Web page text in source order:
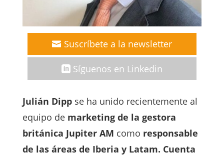
Suscríbete a la newsletter
Síguenos en Linkedin
Julián Dipp se ha unido recientemente al
equipo de marketing de la gestora
británica Jupiter AM como responsable
de las áreas de Iberia y Latam. Cuenta